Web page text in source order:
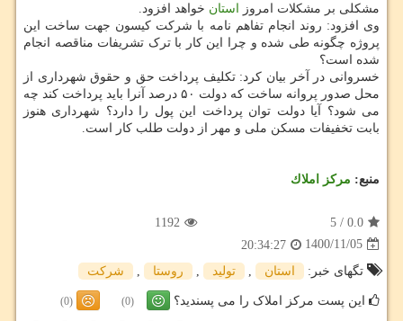
مشکلی بر مشکلات امروز
استان خواهد افزود.
وی افزود: روند انجام تفاهم نامه با شرکت کیسون جهت ساخت این
پروژه چگونه طی شده و چرا این کار با ترک تشریفات مناقصه انجام
شده است؟
خسروانی در آخر بیان کرد: تکلیف پرداخت حق و حقوق شهرداری از
محل صدور پروانه ساخت که دولت ۵۰ درصد آنرا باید پرداخت کند چه
می شود؟ آیا دولت توان پرداخت این پول را دارد؟ شهرداری هنوز
بابت تخفیفات مسکن ملی و مهر از دولت طلب کار است.
منبع: مركز املاك
0.0
/
5
1192
1400/11/05
20:34:27
تگهای خبر:
استان , تولید , روستا , شركت
این پست مرکز املاک را می پسندید؟ (0)
(0)